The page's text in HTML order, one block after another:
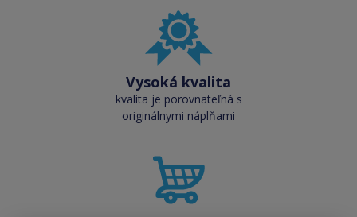
Vysoká kvalita
kvalita je porovnateľná s
originálnymi náplňami